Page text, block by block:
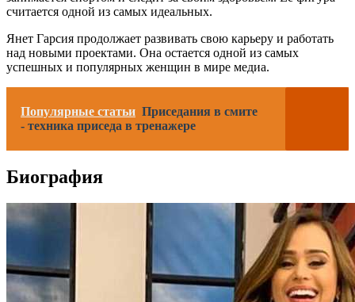
считается одной из самых идеальных.
Янет Гарсия продолжает развивать свою карьеру и работать
над новыми проектами. Она остается одной из самых
успешных и популярных женщин в мире медиа.
Популярные статьи Приседания в смите
- техника приседа в тренажере
Биография